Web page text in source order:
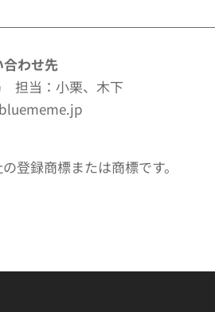
わせ先
担当：小栗、木下
登録商標または商標です。